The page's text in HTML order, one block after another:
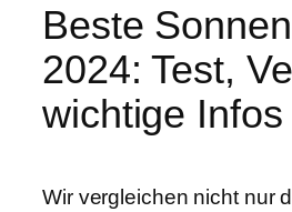
Beste
2024: Test,
wichtige Infos
Wir vergleichen nicht nur